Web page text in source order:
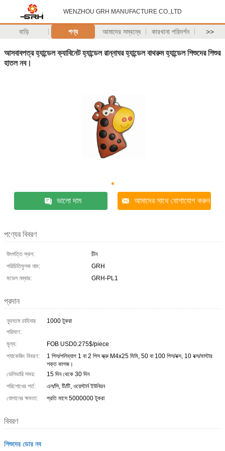
WENZHOU GRH MANUFACTURE CO.,LTD
বাড়ি পণ্য আমাদের সম্বন্ধে কারখানা পরিদর্শন >>
আসবাবপত্র হ্যান্ডেল ক্যাবিনেট হ্যান্ডেল রান্নাঘর হ্যান্ডেল বাথরুম হ্যান্ডেল শিশুদের শিশুর
হাতল নব।
ভালো দাম আমাদের সাথে যোগাযোগ করুন
পণ্যের বিবরণ
উৎপত্তি স্থল:
চীন
পরিচিতিমুলক নাম:
GRH
মডেল নম্বার:
GRH-PL1
প্রদান
ন্যূনতম চাহিদার
পরিমাণ:
1000 টুকরা
মূল্য:
FOB USD0.275$/piece
প্যাকেজিং বিবরণ:
1 পিস/পলিব্যাগ 1 বা 2 পিস স্ক্রু M4x25 মিমি, 50 বা 100 পিস/বক্স, 10 বক্স/মাস্টার
শক্ত কাগজ।
ডেলিভারি সময়:
15 দিন থেকে 30 দিন
পরিশোধের শর্ত:
এল/সি, টি/টি, ওয়েস্টার্ন ইউনিয়ন
যোগানের ক্ষমতা:
প্রতি মাসে 5000000 টুকরা
বিবরণ
শিশুদের ডোর নব